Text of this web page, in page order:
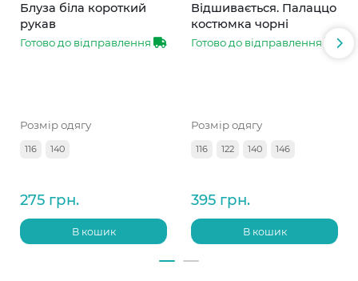
Блуза біла короткий
рукав
Готово до відправлення
Розмір одягу
116 140
275 грн.
В кошик
Відшивається. Палаццо
костюмка чорні
Готово до відправлення
Розмір одягу
116 122 140 146
395 грн.
В кошик